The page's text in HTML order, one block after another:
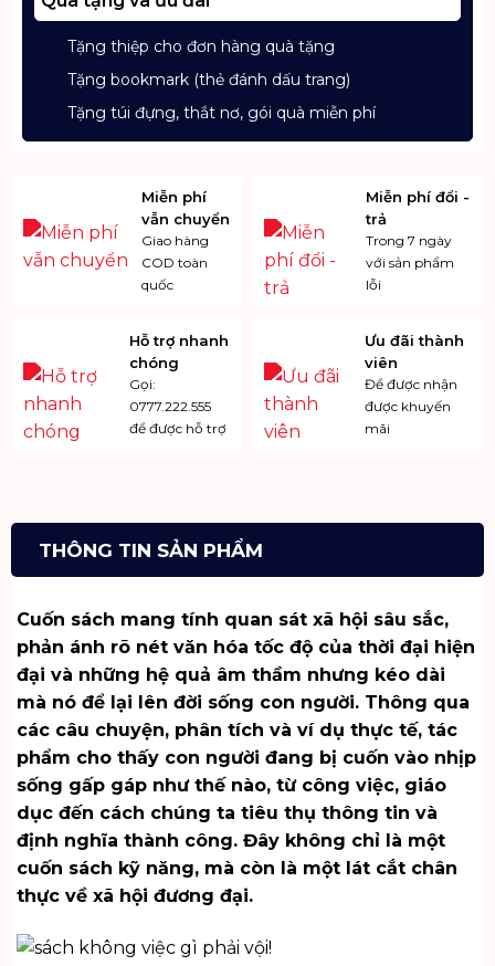
Tặng thiệp cho đơn hàng quà tặng
Tặng bookmark (thẻ đánh dấu trang)
Tặng túi đựng, thắt nơ, gói quà miễn phí
Miễn phí
vẫn chuyển
Giao hàng
COD toàn
quốc
Miễn phí đổi -
trả
Trong 7 ngày
với sản phẩm
lỗi
Hỗ trợ nhanh
chóng
Gọi:
0777.222.555
để được hỗ trợ
Ưu đãi thành
viên
Để được nhận
được khuyến
mãi
THÔNG TIN SẢN PHẨM
Cuốn sách mang tính quan sát xã hội sâu sắc,
phản ánh rõ nét văn hóa tốc độ của thời đại hiện
đại và những hệ quả âm thầm nhưng kéo dài
mà nó để lại lên đời sống con người. Thông qua
các câu chuyện, phân tích và ví dụ thực tế, tác
phẩm cho thấy con người đang bị cuốn vào nhịp
sống gấp gáp như thế nào, từ công việc, giáo
dục đến cách chúng ta tiêu thụ thông tin và
định nghĩa thành công. Đây không chỉ là một
cuốn sách kỹ năng, mà còn là một lát cắt chân
thực về xã hội đương đại.